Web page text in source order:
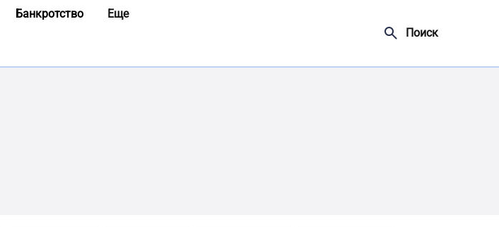
Банкротство
Еще
Поиск